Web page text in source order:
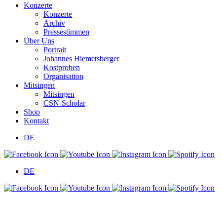
Konzerte
Konzerte
Archiv
Pressestimmen
Über Uns
Portrait
Johannes Hiemetsberger
Kostproben
Organisation
Mitsingen
Mitsingen
CSN-Scholar
Shop
Kontakt
DE
DE